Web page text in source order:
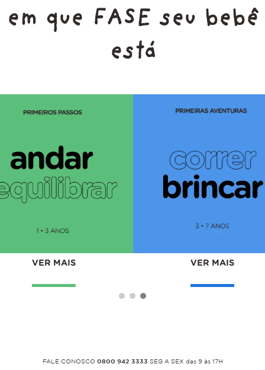
em que FASE seu bebê
está
FALE CONOSCO 0800 942 3333 SEG A SEX das 9 às 17H